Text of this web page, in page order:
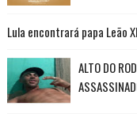
Lula encontrará papa Leão
ALTO DO